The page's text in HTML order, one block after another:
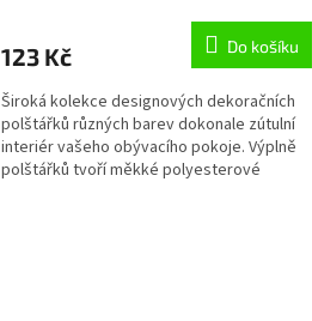
123 Kč Do košíku
Široká kolekce designových dekoračních
polštářků různých barev dokonale zútulní
interiér vašeho obývacího pokoje. Výplně
polštářků tvoří měkké polyesterové